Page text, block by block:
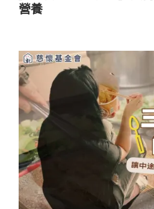
營養